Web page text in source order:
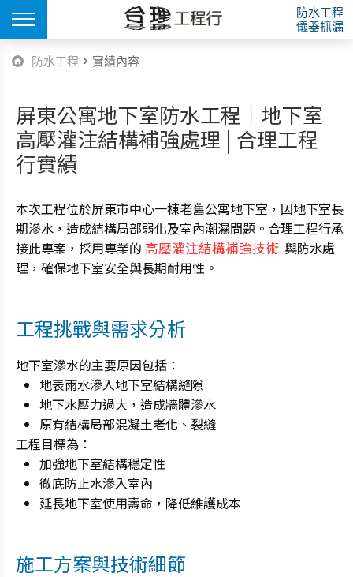
防水工程 > 實績內容
屏東公寓地下室防水工程｜地下室
高壓灌注結構補強處理 | 合理工程
行實績
本次工程位於屏東市中心一棟老舊公寓地下室，因地下室長
期滲水，造成結構局部弱化及室內潮濕問題。合理工程行承
接此專案，採用專業的 高壓灌注結構補強技術 與防水處
理，確保地下室安全與長期耐用性。
工程挑戰與需求分析
地下室滲水的主要原因包括：
地表雨水滲入地下室結構縫隙
地下水壓力過大，造成牆體滲水
原有結構局部混凝土老化、裂縫
工程目標為：
加強地下室結構穩定性
徹底防止水滲入室內
延長地下室使用壽命，降低維護成本
施工方案與技術細節
防水工程
儀器抓漏